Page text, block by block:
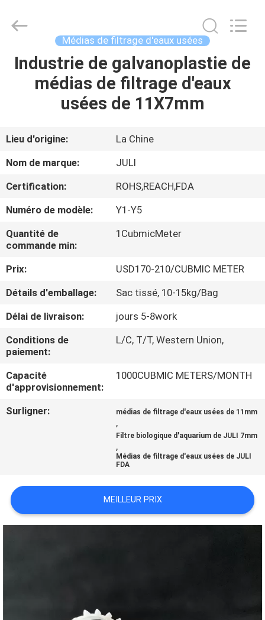
MAISON
PRODUITS
À
DE
NOUS
VISITE
DE
L'USINE
CONTRÔLE
DE
LA
QUALITÉ
DEMANDEZ
UN DEVIS
Plastic
CO.,LTD.
Developed
Médias de filtrage d'eaux usées
Industrie de galvanoplastie de
médias de filtrage d'eaux
usées de 11X7mm
Lieu d'origine:
La Chine
Nom de marque:
JULI
Certification:
ROHS,REACH,FDA
Numéro de modèle:
Y1-Y5
Quantité de
commande min:
1CubmicMeter
Prix:
USD170-210/CUBMIC METER
Détails d'emballage:
Sac tissé, 10-15kg/Bag
Délai de livraison:
jours 5-8work
Conditions de
paiement:
L/C, T/T, Western Union,
Capacité
d'approvisionnement:
1000CUBMIC METERS/MONTH
Surligner: médias de filtrage d'eaux usées de 11mm
,
Filtre biologique d'aquarium de JULI 7mm
,
Médias de filtrage d'eaux usées de JULI
FDA
MEILLEUR PRIX